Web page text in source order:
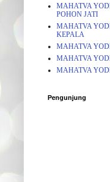
MAHATVA
POHON JATI
MAHATVA
KEPALA
MAHATVA
MAHATVA
MAHATVA
Pengunjung